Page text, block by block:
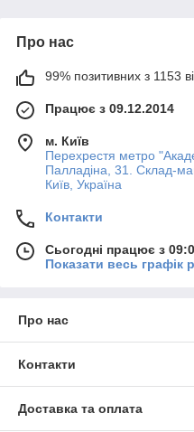
Про нас
99% позитивних з 1153
Працює з 09.12.2014
м. Київ
Перехрестя метро
Палладіна, 31. Склад-
Київ, Україна
Контакти
Сьогодні працює з
Показати весь графік
Про нас
Контакти
Доставка та оплата